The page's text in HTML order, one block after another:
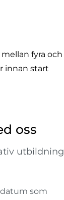
fyra och
innan start
oss
utbildning
som